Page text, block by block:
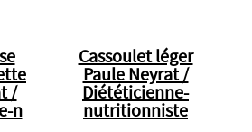
/
n
Cassoulet léger
Paule Neyrat /
Diététicienne-
nutritionniste